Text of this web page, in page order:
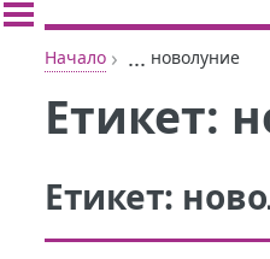
Начало › ... новолуние
Етикет:
Етикет: